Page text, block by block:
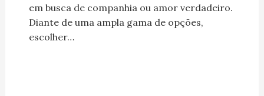
em busca de companhia ou amor verdadeiro.
Diante de uma ampla gama de opções,
escolher…